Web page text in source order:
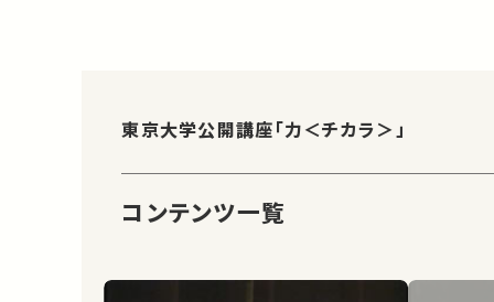
東京大学公開講座「力＜チカラ＞」
コンテンツ一覧